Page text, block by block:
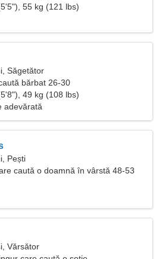
55 kg (121 lbs)
Săgetător
bărbat 26-30
49 kg (108 lbs)
adevărată
Pești
caută o doamnă în vârstă 48-53
Vărsător